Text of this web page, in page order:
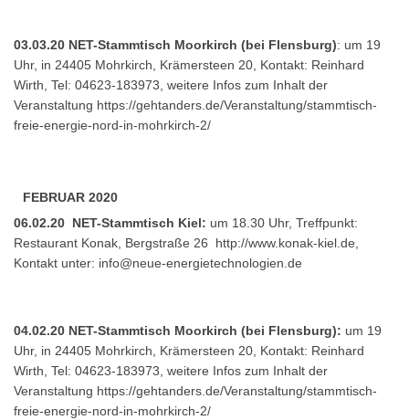
03.03.20 NET-Stammtisch Moorkirch (bei Flensburg): um 19
Uhr, in 24405 Mohrkirch, Krämersteen 20, Kontakt: Reinhard
Wirth, Tel: 04623-183973, weitere Infos zum Inhalt der
Veranstaltung https://gehtanders.de/Veranstaltung/stammtisch-
freie-energie-nord-in-mohrkirch-2/
FEBRUAR 2020
06.02.20 NET-Stammtisch Kiel: um 18.30 Uhr, Treffpunkt:
Restaurant Konak, Bergstraße 26 http://www.konak-kiel.de
Kontakt unter: info@neue-energietechnologien.de
04.02.20 NET-Stammtisch Moorkirch (bei Flensburg): um 19
Uhr, in 24405 Mohrkirch, Krämersteen 20, Kontakt: Reinhard
Wirth, Tel: 04623-183973, weitere Infos zum Inhalt der
Veranstaltung https://gehtanders.de/Veranstaltung/stammtisch-
freie-energie-nord-in-mohrkirch-2/